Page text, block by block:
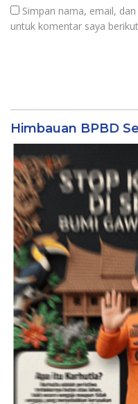
Simpan nama, email,
untuk komentar saya
Himbauan BPBD